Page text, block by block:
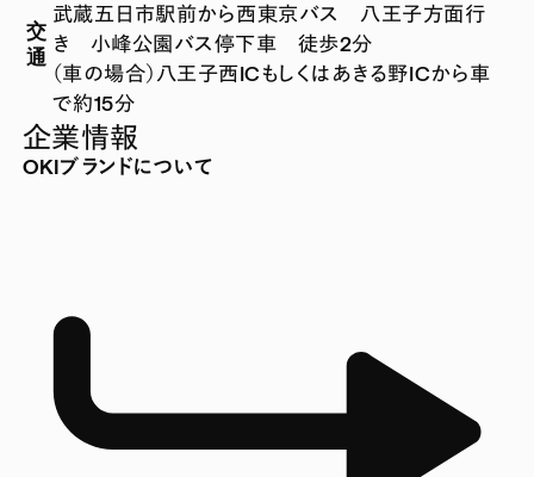
交
通
武蔵五日市駅前から西東京バス 八王子方面行
き 小峰公園バス停下車 徒歩2分
（車の場合）八王子西ICもしくはあきる野ICから車
で約15分
企業情報
OKIブランドについて